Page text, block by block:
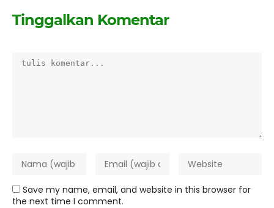
Tinggalkan Komentar
Save my name, email, and website in this browser for
the next time I comment.